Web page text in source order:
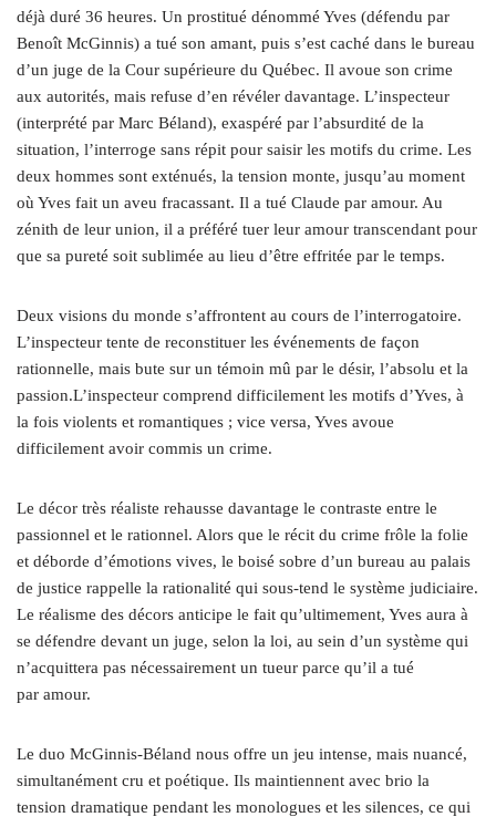
déjà duré 36 heures. Un prostitué dénommé Yves (défendu par
Benoît McGinnis) a tué son amant, puis s’est caché dans le bureau
d’un juge de la Cour supérieure du Québec. Il avoue son crime
aux autorités, mais refuse d’en révéler davantage. L’inspecteur
(interprété par Marc Béland), exaspéré par l’absurdité de la
situation, l’interroge sans répit pour saisir les motifs du crime. Les
deux hommes sont exténués, la tension monte, jusqu’au moment
où Yves fait un aveu fracassant. Il a tué Claude par amour. Au
zénith de leur union, il a préféré tuer leur amour transcendant pour
que sa pureté soit sublimée au lieu d’être effritée par le temps.
Deux visions du monde s’affrontent au cours de l’interrogatoire.
L’inspecteur tente de reconstituer les événements de façon
rationnelle, mais bute sur un témoin mû par le désir, l’absolu et la
passion.L’inspecteur comprend difficilement les motifs d’Yves, à
la fois violents et romantiques ; vice versa, Yves avoue
difficilement avoir commis un crime.
Le décor très réaliste rehausse davantage le contraste entre le
passionnel et le rationnel. Alors que le récit du crime frôle la folie
et déborde d’émotions vives, le boisé sobre d’un bureau au palais
de justice rappelle la rationalité qui sous-tend le système judiciaire.
Le réalisme des décors anticipe le fait qu’ultimement, Yves aura à
se défendre devant un juge, selon la loi, au sein d’un système qui
n’acquittera pas nécessairement un tueur parce qu’il a tué
par amour.
Le duo McGinnis-Béland nous offre un jeu intense, mais nuancé,
simultanément cru et poétique. Ils maintiennent avec brio la
tension dramatique pendant les monologues et les silences, ce qui